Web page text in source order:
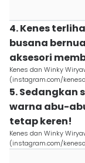
4. Kenes
busana
aksesori
Kenes dan Winky
(instagram.com/
5. Sedangkan
warna abu-
tetap keren!
Kenes dan Winky
(instagram.com/